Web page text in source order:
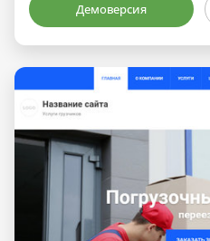
Демоверсия